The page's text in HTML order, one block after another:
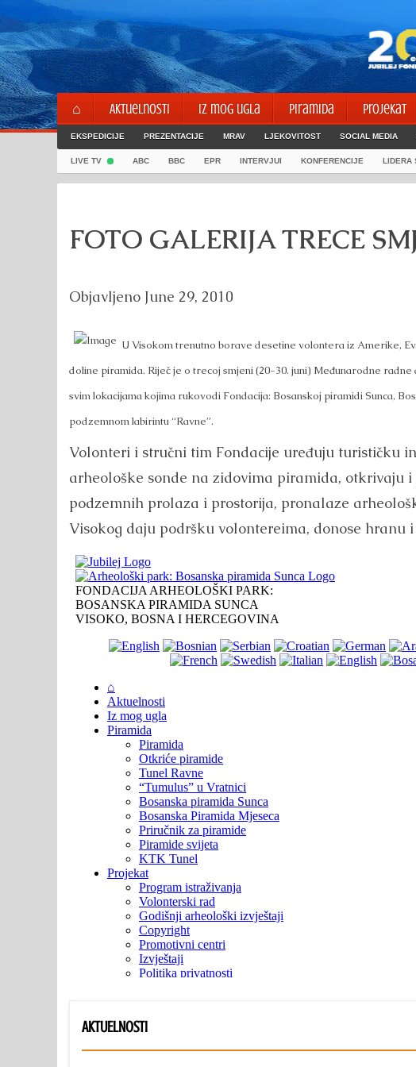
Skip
to
content
⌂ Aktuelnosti Iz mog ugla Piramida Projekat
EKSPEDICIJE PREZENTACIJE MRAV LJEKOVITOST SOCIAL MEDIA
LIVE TV ABC BBC EPR INTERVJUI KONFERENCIJE LIDERA
FOTO GALERIJA TRECE
Objavljeno June 29, 2010
U Visokom trenutno borave desetine volontera iz Amerike,
doline piramida. Riječ je o trecoj smjeni (20-30. juni) Međunarodne
svim lokacijama kojima rukovodi Fondacija: Bosanskoj piramidi Sunca,
podzemnom labirintu “Ravne”.
Volonteri i stručni tim Fondacije uređuju turističku
arheološke sonde na zidovima piramida, otkrivaju
podzemnih prolaza i prostorija, pronalaze
Visokog daju podršku volontereima, donose hranu
AKTUELNOSTI